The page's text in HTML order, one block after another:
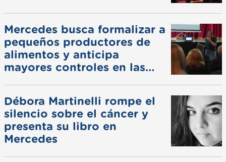
Mercedes busca formalizar a
pequeños productores de
alimentos y anticipa
mayores controles en las
Débora Martinelli rompe el
silencio sobre el cáncer y
presenta su libro en
Mercedes